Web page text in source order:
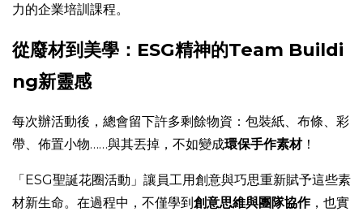
力的企業培訓課程。
從廢材到美學：ESG精神的Team Buildi
ng新靈感
每次辦活動後，總會留下許多剩餘物資：包裝紙、布條、彩
帶、佈置小物……與其丟掉，不如變成環保手作素材！
「ESG聖誕花圈活動」讓員工用創意與巧思重新賦予這些素
材新生命。在過程中，不僅學到創意思維與團隊協作，也實